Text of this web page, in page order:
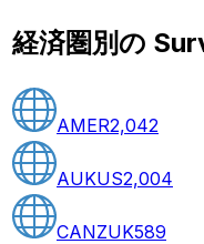
経済圏別の
AMER2,042
AUKUS2,004
CANZUK589